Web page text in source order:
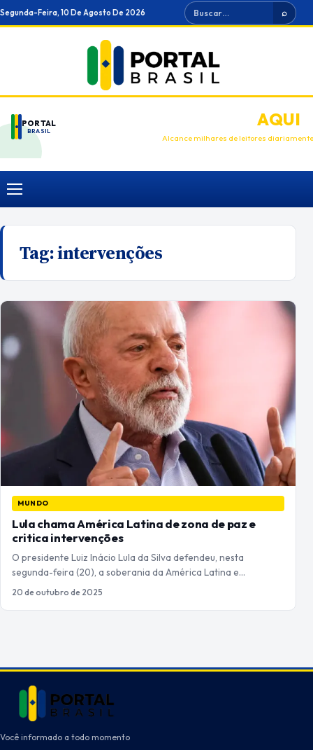
Ir
para
Segunda-Feira, 10 De Agosto De 2026 Buscar ⌕
PORTAL
BRASIL
ANUNCIEAQUI
Alcance milhares de leitores diariamente
Menu
Tag:intervenções
MUNDO
Lula chama América Latina de zona de paz e
critica intervenções
O presidente Luiz Inácio Lula da Silva defendeu, nesta
segunda-feira (20), a soberania da América Latina e…
20 de outubro de 2025
Você informado a todo momento